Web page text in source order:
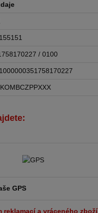
/ 0100
GPS
reklamací a vráceného zboží